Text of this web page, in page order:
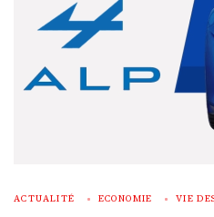
ACTUALITÉ ECONOMIE VIE